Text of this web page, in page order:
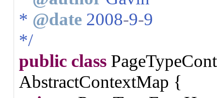
* @date 2008-9-9
*/
public class
AbstractContextMap {